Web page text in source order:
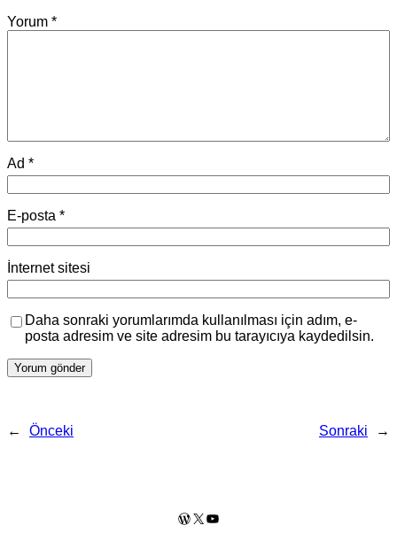
Yorum *
Ad *
E-posta *
İnternet sitesi
Daha sonraki yorumlarımda kullanılması için adım, e-
posta adresim ve site adresim bu tarayıcıya kaydedilsin.
← Önceki Sonraki →
WordPress
X YouTube